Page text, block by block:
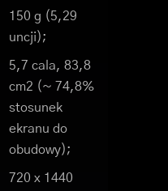
150 g (5,29
uncji);
5,7 cala, 83,8
cm2 (~ 74,8%
stosunek
ekranu do
obudowy);
720 x 1440